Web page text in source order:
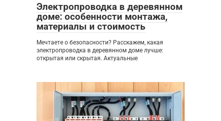
Электропроводка в деревянном
доме: особенности монтажа,
материалы и стоимость
Мечтаете о безопасности? Расскажем, какая
электропроводка в деревянном доме лучше:
открытая или скрытая. Актуальные